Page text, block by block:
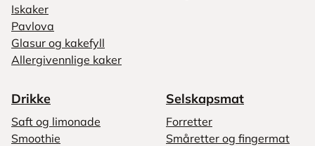
Iskaker
Pavlova
Glasur og kakefyll
Allergivennlige kaker
Drikke
Saft og limonade
Smoothie
Selskapsmat
Forretter
Småretter og fingermat